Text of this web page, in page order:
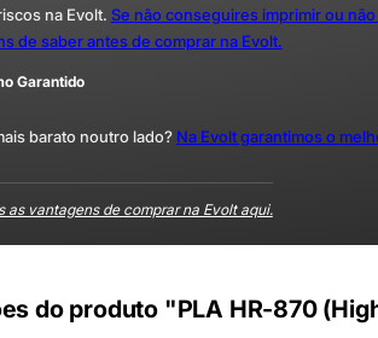
na Evolt. Se não conseguires imprimir ou
de saber antes de comprar na Evolt.
Garantido
barato noutro lado? Na Evolt garantimos o
as vantagens de comprar na Evolt aqui.
do produto "PLA HR-870